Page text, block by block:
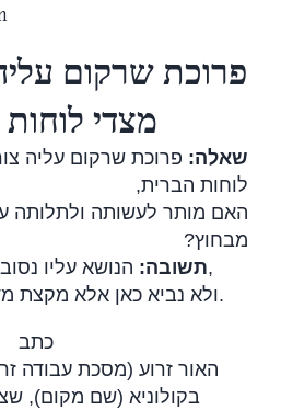
פרוכת שרקום
מצדי
שאלה: פרוכת שרקום עליה
לוחות הברית,
האם מותר לעשותה ולתלותה
מבחוץ?
תשובה:
הנושא עליו נסובה השאלה, מורכב,
ולא נביא כאן אלא מקצת.
כתב
האור זרוע (מסכת עבודה
בקולוניא (שם מקום),